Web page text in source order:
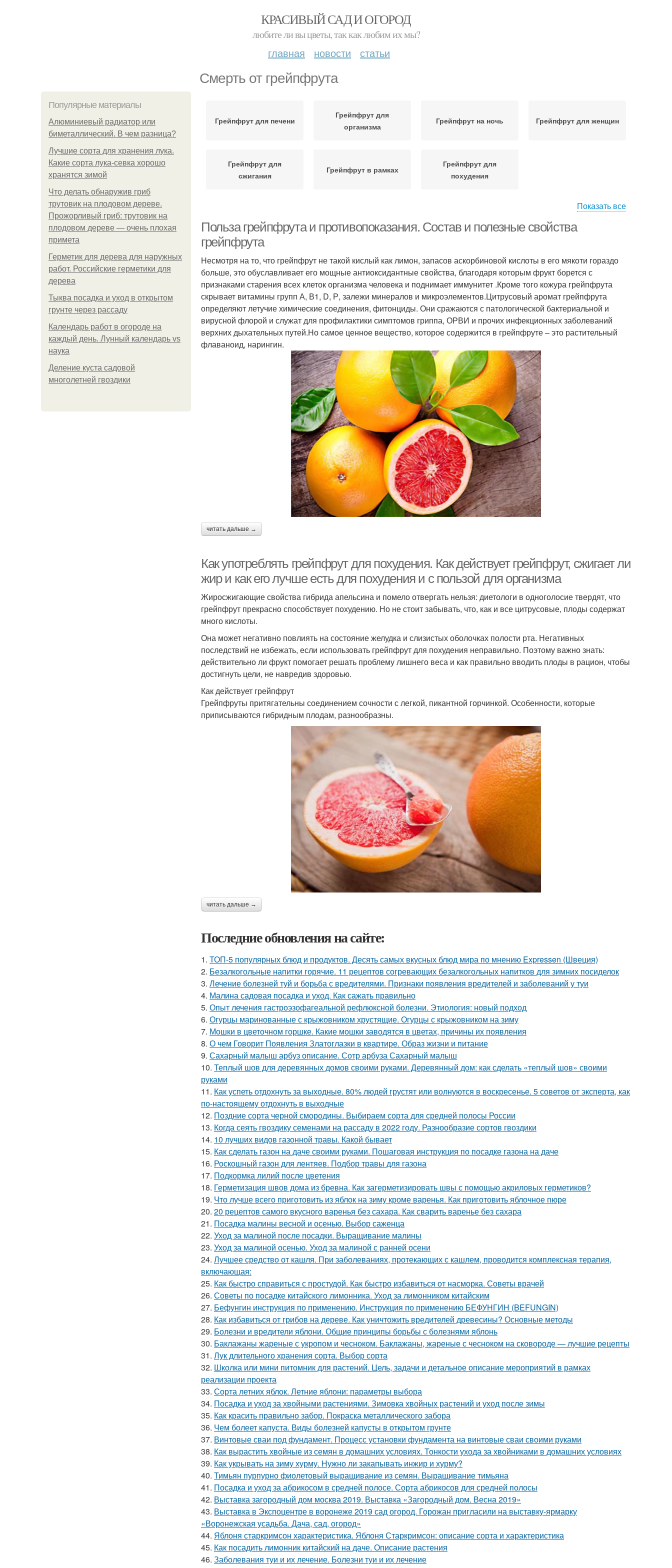
КРАСИВЫЙ САД И ОГОРОД
любите ли вы цветы, так как любим их мы?
главная новости статьи
Смерть от грейпфрута
Популярные материалы
Алюминиевый радиатор или
биметаллический. В чем разница?
Лучшие сорта для хранения лука.
Какие сорта лука-севка хорошо
хранятся зимой
Что делать обнаружив гриб
трутовик на плодовом дереве.
Прожорливый гриб: трутовик на
плодовом дереве — очень плохая
примета
Герметик для дерева для наружных
работ. Российские герметики для
дерева
Тыква посадка и уход в открытом
грунте через рассаду
Календарь работ в огороде на
каждый день. Лунный календарь vs
наука
Деление куста садовой
многолетней гвоздики
Грейпфрут для печени
Грейпфрут для
организма
Грейпфрут на ночь Грейпфрут для женщин
Грейпфрут для
сжигания
Грейпфрут в рамках
Грейпфрут для
похудения
Показать все
Польза грейпфрута и противопоказания. Состав и полезные свойства
грейпфрута
Несмотря на то, что грейпфрут не такой кислый как лимон, запасов аскорбиновой кислоты в его мякоти гораздо
больше, это обуславливает его мощные антиоксидантные свойства, благодаря которым фрукт борется с
признаками старения всех клеток организма человека и поднимает иммунитет .Кроме того кожура грейпфрута
скрывает витамины групп А, В1, D, Р, залежи минералов и микроэлементов.Цитрусовый аромат грейпфрута
определяют летучие химические соединения, фитонциды. Они сражаются с патологической бактериальной и
вирусной флорой и служат для профилактики симптомов гриппа, ОРВИ и прочих инфекционных заболеваний
верхних дыхательных путей.Но самое ценное вещество, которое содержится в грейпфруте – это растительный
флаваноид, нарингин.
читать дальше →
Как употреблять грейпфрут для похудения. Как действует грейпфрут, сжигает ли
жир и как его лучше есть для похудения и с пользой для организма
Жиросжигающие свойства гибрида апельсина и помело отвергать нельзя: диетологи в одноголосие твердят, что
грейпфрут прекрасно способствует похудению. Но не стоит забывать, что, как и все цитрусовые, плоды содержат
много кислоты.
Она может негативно повлиять на состояние желудка и слизистых оболочках полости рта. Негативных
последствий не избежать, если использовать грейпфрут для похудения неправильно. Поэтому важно знать:
действительно ли фрукт помогает решать проблему лишнего веса и как правильно вводить плоды в рацион, чтобы
достигнуть цели, не навредив здоровью.
Как действует грейпфрут
Грейпфруты притягательны соединением сочности с легкой, пикантной горчинкой. Особенности, которые
приписываются гибридным плодам, разнообразны.
читать дальше →
Последние обновления на сайте:
1. ТОП-5 популярных блюд и продуктов. Десять самых вкусных блюд мира по мнению Expressen (Швеция)
2. Безалкогольные напитки горячие. 11 рецептов согревающих безалкогольных напитков для зимних посиделок
3. Лечение болезней туй и борьба с вредителями. Признаки появления вредителей и заболеваний у туи
4. Малина садовая посадка и уход. Как сажать правильно
5. Опыт лечения гастроэзофагеальной рефлюксной болезни. Этиология: новый подход
6. Огурцы маринованные с крыжовником хрустящие. Огурцы с крыжовником на зиму
7. Мошки в цветочном горшке. Какие мошки заводятся в цветах, причины их появления
8. О чем Говорит Появления Златоглазки в квартире. Образ жизни и питание
9. Сахарный малыш арбуз описание. Сотр арбуза Сахарный малыш
10. Теплый шов для деревянных домов своими руками. Деревянный дом: как сделать «теплый шов» своими
руками
11. Как успеть отдохнуть за выходные. 80% людей грустят или волнуются в воскресенье. 5 советов от эксперта, как
по-настоящему отдохнуть в выходные
12. Поздние сорта черной смородины. Выбираем сорта для средней полосы России
13. Когда сеять гвоздику семенами на рассаду в 2022 году. Разнообразие сортов гвоздики
14. 10 лучших видов газонной травы. Какой бывает
15. Как сделать газон на даче своими руками. Пошаговая инструкция по посадке газона на даче
16. Роскошный газон для лентяев. Подбор травы для газона
17. Подкормка лилий после цветения
18. Герметизация швов дома из бревна. Как загерметизировать швы с помощью акриловых герметиков?
19. Что лучше всего приготовить из яблок на зиму кроме варенья. Как приготовить яблочное пюре
20. 20 рецептов самого вкусного варенья без сахара. Как сварить варенье без сахара
21. Посадка малины весной и осенью. Выбор саженца
22. Уход за малиной после посадки. Выращивание малины
23. Уход за малиной осенью. Уход за малиной с ранней осени
24. Лучшее средство от кашля. При заболеваниях, протекающих с кашлем, проводится комплексная терапия,
включающая:
25. Как быстро справиться с простудой. Как быстро избавиться от насморка. Советы врачей
26. Советы по посадке китайского лимонника. Уход за лимонником китайским
27. Бефунгин инструкция по применению. Инструкция по применению БЕФУНГИН (BEFUNGIN)
28. Как избавиться от грибов на дереве. Как уничтожить вредителей древесины? Основные методы
29. Болезни и вредители яблони. Общие принципы борьбы с болезнями яблонь
30. Баклажаны жареные с укропом и чесноком. Баклажаны, жареные с чесноком на сковороде — лучшие рецепты
31. Лук длительного хранения сорта. Выбор сорта
32. Школка или мини питомник для растений. Цель, задачи и детальное описание мероприятий в рамках
реализации проекта
33. Сорта летних яблок. Летние яблони: параметры выбора
34. Посадка и уход за хвойными растениями. Зимовка хвойных растений и уход после зимы
35. Как красить правильно забор. Покраска металлического забора
36. Чем болеет капуста. Виды болезней капусты в открытом грунте
37. Винтовые сваи под фундамент. Процесс установки фундамента на винтовые сваи своими руками
38. Как вырастить хвойные из семян в домашних условиях. Тонкости ухода за хвойниками в домашних условиях
39. Как укрывать на зиму хурму. Нужно ли закапывать инжир и хурму?
40. Тимьян пурпурно фиолетовый выращивание из семян. Выращивание тимьяна
41. Посадка и уход за абрикосом в средней полосе. Сорта абрикосов для средней полосы
42. Выставка загородный дом москва 2019. Выставка «Загородный дом. Весна 2019»
43. Выставка в Экспоцентре в воронеже 2019 сад огород. Горожан пригласили на выставку-ярмарку
«Воронежская усадьба. Дача, сад, огород»
44. Яблоня старкримсон характеристика. Яблоня Старкримсон: описание сорта и характеристика
45. Как посадить лимонник китайский на даче. Описание растения
46. Заболевания туи и их лечение. Болезни туи и их лечение